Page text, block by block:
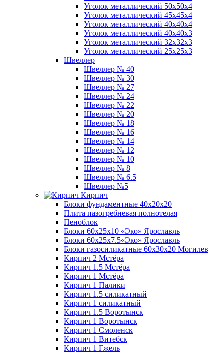
Уголок металлический 50х50х4
Уголок металлический 45х45х4
Уголок металлический 40х40х4
Уголок металлический 40х40х3
Уголок металлический 32х32х3
Уголок металлический 25х25х3
Швеллер
Швеллер № 40
Швеллер № 30
Швеллер № 27
Швеллер № 24
Швеллер № 22
Швеллер № 20
Швеллер № 18
Швеллер № 16
Швеллер № 14
Швеллер № 12
Швеллер № 10
Швеллер № 8
Швеллер № 6.5
Швеллер №5
Кирпич
Блоки фундаментные 40х20х20
Плита пазогребневая полнотелая
Пеноблок
Блоки 60х25х10 «Эко» Ярославль
Блоки 60х25х7.5«Эко» Ярославль
Блоки газосиликатные 60х30х20 Могилев
Кирпич 2 Мстёра
Кирпич 1.5 Мстёра
Кирпич 1 Мстёра
Кирпич 1 Палики
Кирпич 1.5 силикатный
Кирпич 1 силикатный
Кирпич 1.5 Воротынск
Кирпич 1 Воротынск
Кирпич 1 Смоленск
Кирпич 1 Витебск
Кирпич 1 Гжель